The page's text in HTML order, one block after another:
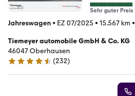
Sehr guter Preis
Jahreswagen• EZ 07/2025 • 15.567 km •
Tiemeyer automobile GmbH & Co. KG
46047 Oberhausen
4.4 Sterne
(232)